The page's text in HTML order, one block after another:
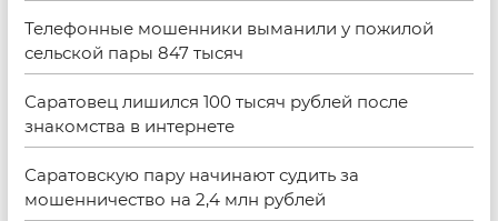
Телефонные мошенники выманили у пожилой
сельской пары 847 тысяч
Саратовец лишился 100 тысяч рублей после
знакомства в интернете
Саратовскую пару начинают судить за
мошенничество на 2,4 млн рублей